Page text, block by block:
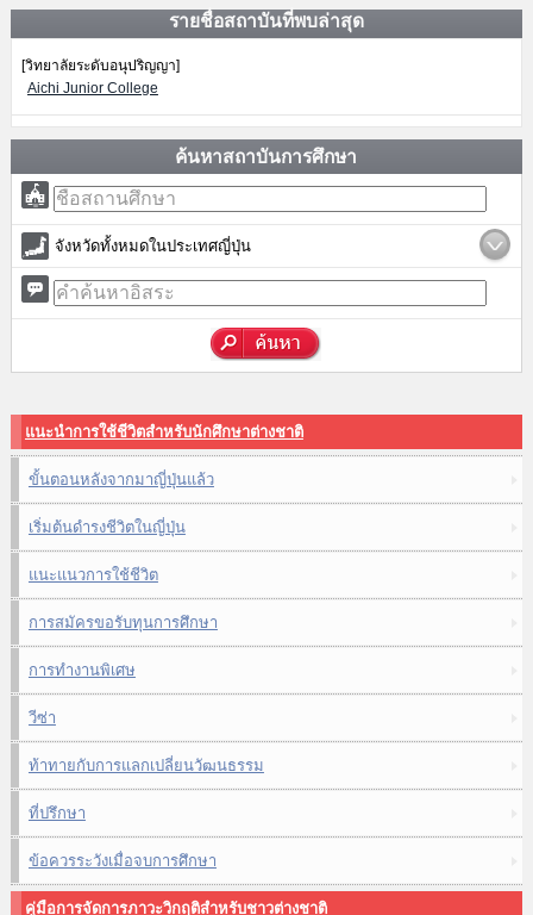
รายชื่อสถาบันที่พบล่าสุด
[วิทยาลัยระดับอนุปริญญา]
Aichi Junior College
ค้นหาสถาบันการศึกษา
จังหวัดทั้งหมดในประเทศญี่ปุ่น
แนะนำการใช้ชีวิตสำหรับนักศึกษาต่างชาติ
ขั้นตอนหลังจากมาญี่ปุ่นแล้ว
เริ่มต้นดำรงชีวิตในญี่ปุ่น
แนะแนวการใช้ชีวิต
การสมัครขอรับทุนการศึกษา
การทำงานพิเศษ
วีซ่า
ท้าทายกับการแลกเปลี่ยนวัฒนธรรม
ที่ปรึกษา
ข้อควรระวังเมื่อจบการศึกษา
คู่มือการจัดการภาวะวิกฤติสำหรับชาวต่างชาติ